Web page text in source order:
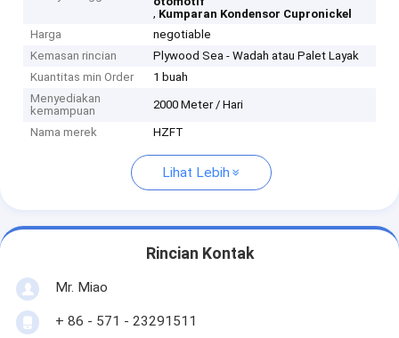
, Kumparan Kondensor Cupronickel
Harga
negotiable
Kemasan rincian
Plywood Sea - Wadah atau Palet Layak
Kuantitas min Order
1 buah
Menyediakan
kemampuan
2000 Meter / Hari
Nama merek HZFT
Lihat Lebih
Rincian Kontak
Mr. Miao
+ 86 - 571 - 23291511